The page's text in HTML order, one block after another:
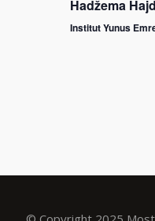
Hadžema
Institut Yunus